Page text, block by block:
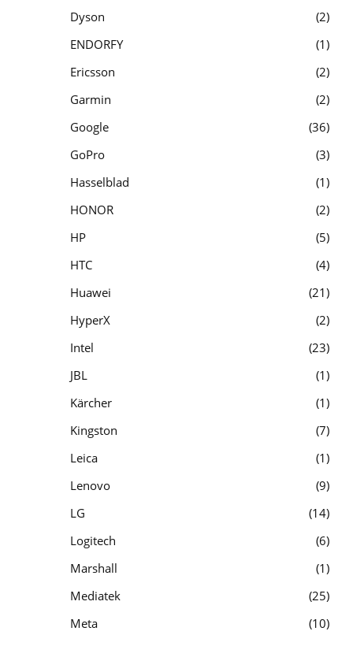
Dyson
2
ENDORFY
1
Ericsson
2
Garmin
2
Google
36
GoPro
3
Hasselblad
1
HONOR
2
HP
5
HTC
4
Huawei
21
HyperX
2
Intel
23
JBL
1
Kärcher
1
Kingston
7
Leica
1
Lenovo
9
LG
14
Logitech
6
Marshall
1
Mediatek
25
Meta
10